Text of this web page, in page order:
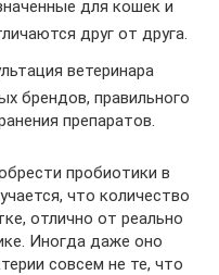
для кошек и
друг от друга.
ветеринара
брендов, правильного
препаратов.
пробиотики в
что количество
отлично от реально
Иногда даже оно
совсем не те, что